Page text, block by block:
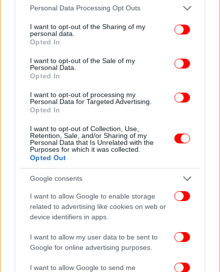
Please note that this website/app uses one or more Google
not limited to your visit or usage behaviour. You may click to
grant or deny consent to Google and its third-party tags to
use your data for below specified purposes in below Google
consent section.
Personal Data Processing Opt Outs
I want to opt-out of the Sharing of my
personal data.
Opted In
I want to opt-out of the Sale of my
Personal Data.
Opted In
I want to opt-out of processing my
Personal Data for Targeted Advertising.
Opted In
I want to opt-out of Collection, Use,
Retention, Sale, and/or Sharing of my
Personal Data that Is Unrelated with the
Purposes for which it was collected.
Opted Out
Google consents
I want to allow Google to enable storage
related to advertising like cookies on web or
device identifiers in apps.
I want to allow my user data to be sent to
Google for online advertising purposes.
I want to allow Google to send me
ΠΕΡΙΣΣΟΤΕΡΑ ΒΙΝΤΕΟ
Ακολουθήστε το στο Google News
και μάθετε
πρώτοι όλες τις ειδήσεις
Δείτε όλες τις τελευταίεςΕιδήσειςαπό την Ελλάδα και τον Κόσμο,
ΔΙΑΒΑΣΤΕ ΠΕΡΙΣΣΟΤΕΡΑ ΚΟΥΒΈΙΤ ΣΕΙΡΉΝΕΣ